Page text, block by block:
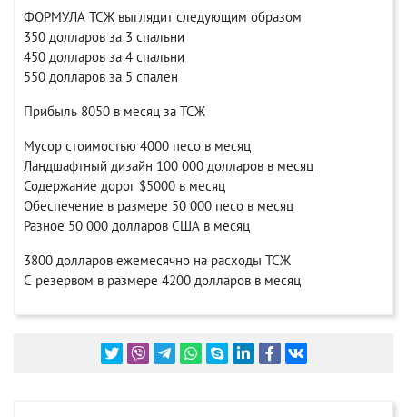
ФОРМУЛА ТСЖ выглядит следующим образом
350 долларов за 3 спальни
450 долларов за 4 спальни
550 долларов за 5 спален
Прибыль 8050 в месяц за ТСЖ
Мусор стоимостью 4000 песо в месяц
Ландшафтный дизайн 100 000 долларов в месяц
Содержание дорог $5000 в месяц
Обеспечение в размере 50 000 песо в месяц
Разное 50 000 долларов США в месяц
3800 долларов ежемесячно на расходы ТСЖ
С резервом в размере 4200 долларов в месяц